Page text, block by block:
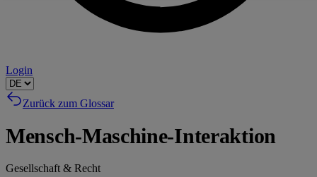
Login
Zurück zum Glossar
Mensch-Maschine-Interaktion
Gesellschaft & Recht